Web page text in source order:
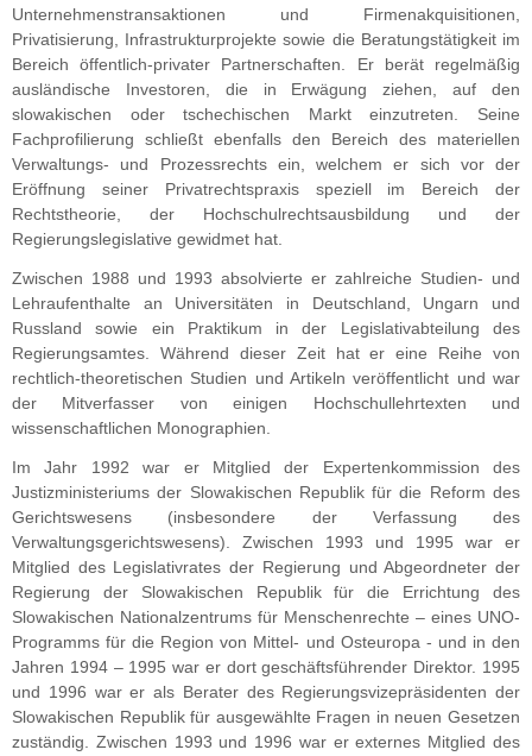
Unternehmenstransaktionen und Firmenakquisitionen,
Privatisierung, Infrastrukturprojekte sowie die Beratungstätigkeit im
Bereich öffentlich-privater Partnerschaften. Er berät regelmäßig
ausländische Investoren, die in Erwägung ziehen, auf den
slowakischen oder tschechischen Markt einzutreten. Seine
Fachprofilierung schließt ebenfalls den Bereich des materiellen
Verwaltungs- und Prozessrechts ein, welchem er sich vor der
Eröffnung seiner Privatrechtspraxis speziell im Bereich der
Rechtstheorie, der Hochschulrechtsausbildung und der
Regierungslegislative gewidmet hat.
Zwischen 1988 und 1993 absolvierte er zahlreiche Studien- und
Lehraufenthalte an Universitäten in Deutschland, Ungarn und
Russland sowie ein Praktikum in der Legislativabteilung des
Regierungsamtes. Während dieser Zeit hat er eine Reihe von
rechtlich-theoretischen Studien und Artikeln veröffentlicht und war
der Mitverfasser von einigen Hochschullehrtexten und
wissenschaftlichen Monographien.
Im Jahr 1992 war er Mitglied der Expertenkommission des
Justizministeriums der Slowakischen Republik für die Reform des
Gerichtswesens (insbesondere der Verfassung des
Verwaltungsgerichtswesens). Zwischen 1993 und 1995 war er
Mitglied des Legislativrates der Regierung und Abgeordneter der
Regierung der Slowakischen Republik für die Errichtung des
Slowakischen Nationalzentrums für Menschenrechte – eines UNO-
Programms für die Region von Mittel- und Osteuropa - und in den
Jahren 1994 – 1995 war er dort geschäftsführender Direktor. 1995
und 1996 war er als Berater des Regierungsvizepräsidenten der
Slowakischen Republik für ausgewählte Fragen in neuen Gesetzen
zuständig. Zwischen 1993 und 1996 war er externes Mitglied des